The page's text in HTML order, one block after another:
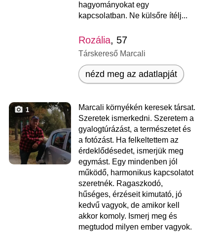
hagyományokat egy
kapcsolatban. Ne külsőre ítélj...
Rozália, 57
Társkereső Marcali
nézd meg az adatlapját
1
Marcali környékén keresek társat.
Szeretek ismerkedni. Szeretem a
gyalogtúrázást, a természetet és
a fotózást. Ha felkeltettem az
érdeklődésedet, ismerjük meg
egymást. Egy mindenben jól
működő, harmonikus kapcsolatot
szeretnék. Ragaszkodó,
hűséges, érzéseit kimutató, jó
kedvű vagyok, de amikor kell
akkor komoly. Ismerj meg és
megtudod milyen ember vagyok.